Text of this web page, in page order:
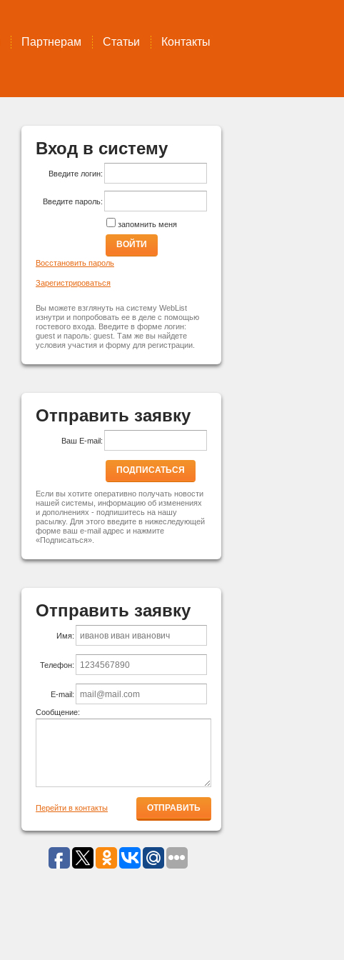
Партнерам Статьи Контакты
Вход в систему
Введите логин:
Введите пароль:
запомнить меня
ВОЙТИ
Восстановить пароль
Зарегистрироваться
Вы можете взглянуть на систему WebList
изнутри и попробовать ее в деле с помощью
гостевого входа. Введите в форме логин:
guest и пароль: guest. Там же вы найдете
условия участия и форму для регистрации.
Отправить заявку
Ваш E-mail:
ПОДПИСАТЬСЯ
Если вы хотите оперативно получать новости
нашей системы, информацию об изменениях
и дополнениях - подпишитесь на нашу
расылку. Для этого введите в нижеследующей
форме ваш e-mail адрес и нажмите
«Подписаться».
Отправить заявку
Имя:
Телефон:
E-mail:
Сообщение:
Перейти в контакты